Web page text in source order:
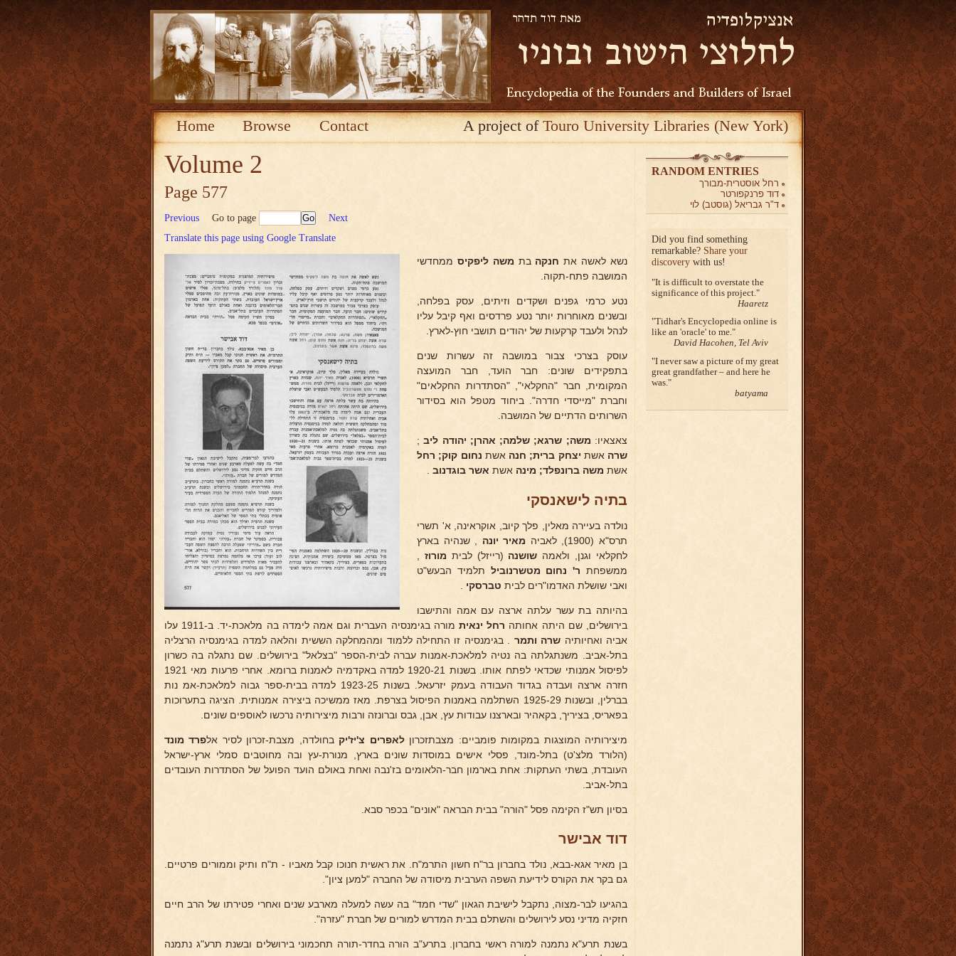
Home Browse Contact A project ofTouro University Libraries (New York)
Volume 2
Page 577
Previous Go to page
Next
Translate this page using Google Translate
נשא לאשה אתחנקה בת משה ליפקיס ממחדשי
המושבה פתח-תקוה.
נטע כרמי גפנים ושקדים וזיתים, עסק בפלחה,
ובשנים מאוחרות יותר נטע פרדסים ואף קיבל עליו
לנהל ולעבד קרקעות של יהודים תושבי חוץ-לארץ.
עוסק בצרכי צבור במושבה זה עשרות שנים
בתפקידים שונים: חבר הועד, חבר המועצה
המקומית, חבר "החקלאי", "הסתדרות החקלאים"
וחברת "מייסדי חדרה". ביחוד מטפל הוא בסידור
השרותים הדתיים של המושבה.
צאצאיו: משה; שרגא; שלמה; אהרן; יהודה ליב;
שרה אשת יצחק ברית; חנה אשת נחום קוק; רחל
אשת משה ברונפלד; מינה אשת אשר בוגדנוב
בתיה לישאנסקי
נולדה בעיירה מאלין, פלך קיוב, אוקראינה, א' תשרי
תרס"א (1900), לאביה
מאיר יונה , שנהיה בארץ
לחקלאי וגנן, ולאמה שושנה (רייזל) לבית מורוז
ממשפחתר' נחום מטשרנוביל תלמיד הבעש"ט
ואבי שושלת האדמו"רים לבית טברסקי
בהיותה בת עשר עלתה ארצה עם אמה והתישבו
בירושלים, שם היתה אחותה רחל ינאית
מורה בגימנסיה העברית וגם אמה לימדה בה מלאכת-יד. ב-1911 עלו
אביה ואחיותיה שרה ותמר . בגימנסיה זו התחילה ללמוד ומהמחלקה הששית והלאה למדה בגימנסיה הרצליה
בתל-אביב. משנתגלתה בה נטיה למלאכת-אמנות עברה לבית-הספר "בצלאל" בירושלים. שם נתגלה בה כשרון
לפיסול אמנותי שכדאי לפתח אותו. בשנות 1920-21 למדה באקדמיה לאמנות ברומא. אחרי פרעות מאי 1921
חזרה ארצה ועבדה בגדוד העבודה בעמק יזרעאל. בשנות 1923-25 למדה בבית-ספר גבוה למלאכת-אמ נות
בברלין, ובשנות 1925-29 השתלמה באמנות הפיסול בצרפת. מאז ממשיכה ביצירה אמנותית. הציגה בתערוכות
בפאריס, בציריך, בקאהיר ובארצנו עבודות עץ, אבן, גבס וברונזה ורבות מיצירותיה נרכשו לאוספים שונים.
מיצירותיה המוצגות במקומות פומביים: מצבתזכרוןלאפרים צ'יז'יקבחולדה, מצבת-זכרון לסיר אלפרד מונד
(הלורד מלצ'ט) בתל-מונד, פסלי אישים במוסדות שונים בארץ, מנורת-עץ ובה מחוטבים סמלי ארץ-ישראל
העובדת, בשתי העתקות: אחת בארמון חבר-הלאומים בז'נבה ואחת באולם הועד הפועל של הסתדרות העובדים
בתל-אביב.
בסיון תש"ז הקימה פסל "הורה" בבית הבראה "אונים" בכפר סבא.
דוד אבישר
בן מאיר אגא-בבא, נולד בחברון בר"ח חשון התרמ"ח. את ראשית חנוכו קבל מאביו - ת"ח ותיק וממורים פרטיים.
גם בקר את הקורס לידיעת השפה הערבית מיסודה של החברה "למען ציון".
בהגיעו לבר-מצוה, נתקבל לישיבת הגאון "שדי חמד" בה עשה למעלה מארבע שנים ואחרי פטירתו של הרב חיים
חזקיה מדיני נסע לירושלים והשתלם בבית המדרש למורים של חברת "עזרה".
בשנת תרע"א נתמנה למורה ראשי בחברון. בתרע"ב הורה בחדר-תורה תחכמוני בירושלים ובשנת תרע"ג נתמנה
RANDOM ENTRIES
רחל אוסטרית-מבורך
דוד פרנקפורטר
ד"ר גבריאל (גוסטב) לוי
Did you find something
remarkable? Share your
discovery with us!
It is difficult to overstate the
significance of this project.
Haaretz
Tidhar's Encyclopedia online is
like an 'oracle' to me.
David Hacohen, Tel Aviv
I never saw a picture of my great
great grandfather – and here he
was.
batyama